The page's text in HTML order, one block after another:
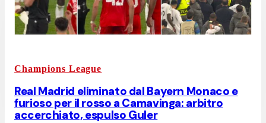
Champions League
Real Madrid eliminato dal Bayern Monaco e
furioso per il rosso a Camavinga: arbitro
accerchiato, espulso Guler